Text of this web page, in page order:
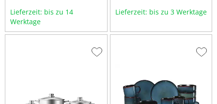
Lieferzeit: bis zu 14
Werktage
Lieferzeit: bis zu 3 Werktage
Zur
Zur